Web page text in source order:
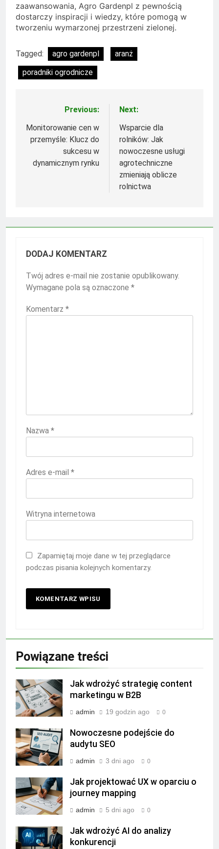
zaawansowania, Agro Gardenpl z pewnością
dostarczy inspiracji i wiedzy, które pomogą w
tworzeniu wymarzonej przestrzeni zielonej.
Tagged: agro gardenpl
aranż
poradniki ogrodnicze
Nawigacja
wpisu
Previous:
Monitorowanie cen w
przemyśle: Klucz do
sukcesu w
dynamicznym rynku
Next:
Wsparcie dla
rolników: Jak
nowoczesne usługi
agrotechniczne
zmieniają oblicze
rolnictwa
DODAJ KOMENTARZ
Twój adres e-mail nie zostanie opublikowany.
Wymagane pola są oznaczone *
Komentarz *
Nazwa *
Adres e-mail *
Witryna internetowa
Zapamiętaj moje dane w tej przeglądarce
podczas pisania kolejnych komentarzy.
Powiązane treści
Jak wdrożyć strategię content
marketingu w B2B
admin 19 godzin ago 0
Nowoczesne podejście do
audytu SEO
admin 3 dni ago 0
Jak projektować UX w oparciu o
journey mapping
admin 5 dni ago 0
Jak wdrożyć AI do analizy
konkurencji